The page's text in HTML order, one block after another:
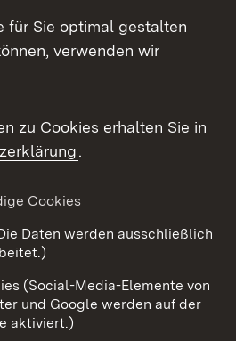
Kontakt
Datenschutz
für Sie optimal gestalten
verwenden wir
zu Cookies erhalten Sie in
.
Cookies
Daten werden ausschließlich
(Social-Media-Elemente von
und Google werden auf der
aktiviert.)